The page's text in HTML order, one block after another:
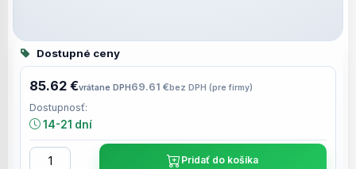
Dostupné ceny
85.62 €vrátane DPH69.61 €bez DPH (pre firmy)
Dostupnosť:
14-21 dní
Pridať do košíka